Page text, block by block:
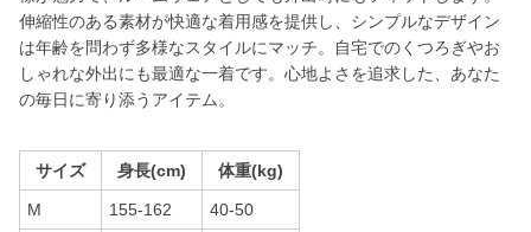
伸縮性のある素材が快適な着用感を提供し、シンプルなデザイン
は年齢を問わず多様なスタイルにマッチ。自宅でのくつろぎやお
しゃれな外出にも最適な一着です。心地よさを追求した、あなた
の毎日に寄り添うアイテム。
サイズ 身長(cm) 体重(kg)
M 155-162 40-50